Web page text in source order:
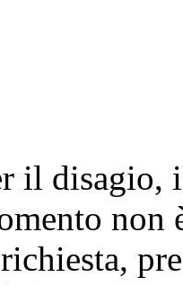
il disagio,
non